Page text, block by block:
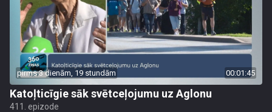
pirms 3 dienām, 19 stundām 00:01:45
Katoļticīgie sāk svētceļojumu uz Aglonu
411. epizode